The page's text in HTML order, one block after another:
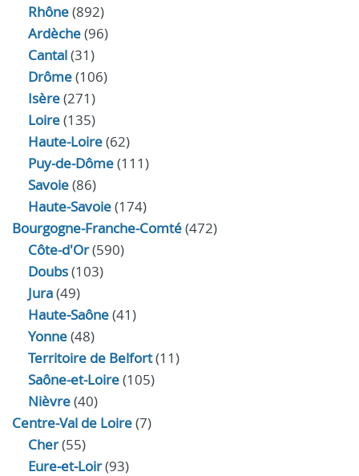
Rhône(892)
Ardèche(96)
Cantal(31)
Drôme(106)
Isère(271)
Loire(135)
Haute-Loire(62)
Puy-de-Dôme(111)
Savoie(86)
Haute-Savoie(174)
Bourgogne-Franche-Comté(472)
Côte-d'Or(590)
Doubs(103)
Jura(49)
Haute‑Saône(41)
Yonne(48)
Territoire de Belfort(11)
Saône-et-Loire(105)
Nièvre(40)
Centre-Val de Loire(7)
Cher(55)
Eure‑et‑Loir(93)